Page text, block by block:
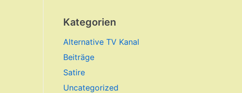
Kategorien
Alternative TV Kanal
Beiträge
Satire
Uncategorized